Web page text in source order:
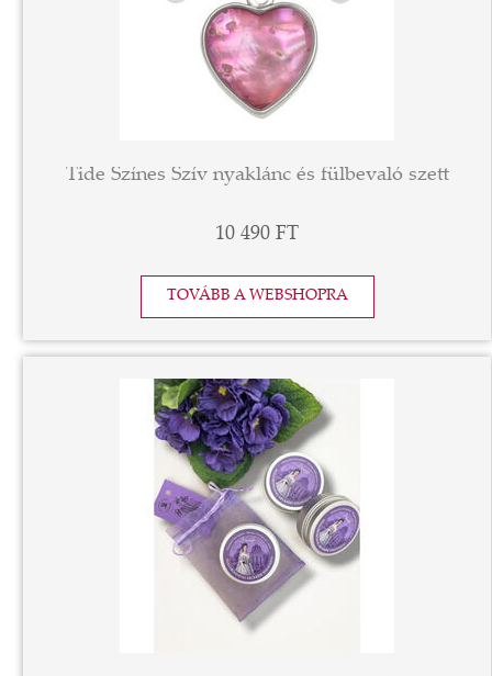
Tide Színes Szív nyaklánc és fülbevaló szett
10 490 FT
TOVÁBB A WEBSHOPRA